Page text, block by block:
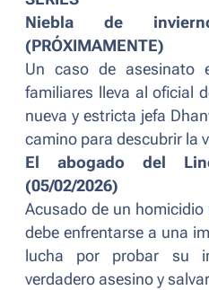
Niebla de
(PRÓXIMAMENTE)
Un caso de asesinato
familiares lleva al oficial
nueva y estricta jefa
camino para descubrir la
El abogado del
(05/02/2026)
Acusado de un
debe enfrentarse a una
lucha por probar su
verdadero asesino y